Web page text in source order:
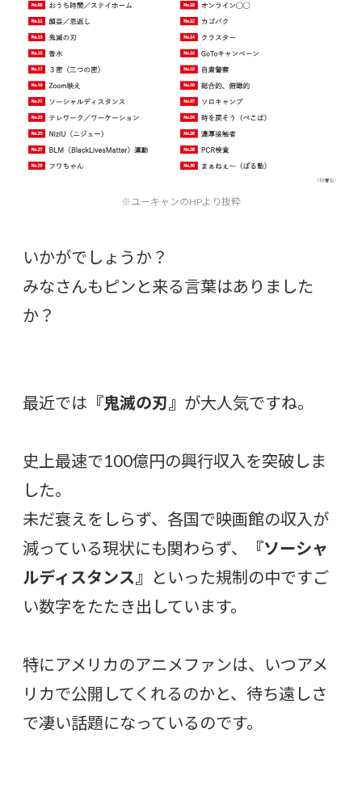
※ユーキャンのHPより抜粋
いかがでしょうか？
みなさんもピンと来る言葉はありました
か？
最近では 『鬼滅の刃』 が大人気ですね。
史上最速で100億円の興行収入を突破しま
した。
未だ衰えをしらず、各国で映画館の収入が
減っている現状にも関わらず、
『ソーシャ
ルディスタンス』
といった規制の中ですご
い数字をたたき出しています。
特にアメリカのアニメファンは、いつアメ
リカで公開してくれるのかと、待ち遠しさ
で凄い話題になっているのです。